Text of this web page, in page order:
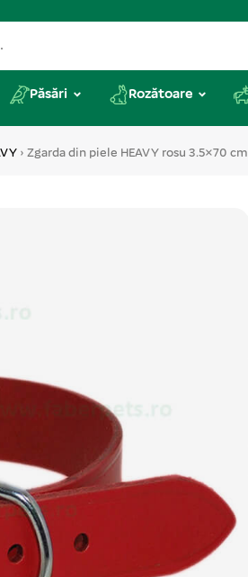
Păsări Rozătoare
› Zgarda din piele HEAVY rosu 3.5×70 cm